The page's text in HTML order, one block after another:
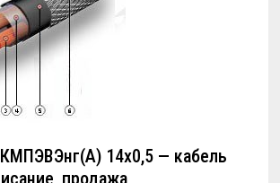
14х0,5 — кабель